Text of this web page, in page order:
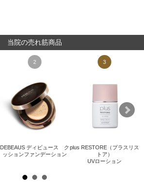
当院の売れ筋商品
2
DEBEAUS ディビュース ク
ッションファンデーション
3
plus RESTORE（プラスリス
トア）
UVローション